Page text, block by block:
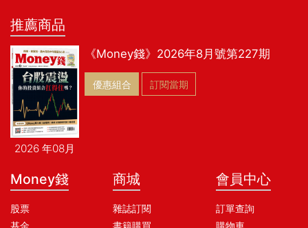
推薦商品
2026 年08月
《Money錢》2026年8月號第227期
優惠組合 訂閱當期
Money錢
股票
商城
雜誌訂閱
會員中心
訂單查詢